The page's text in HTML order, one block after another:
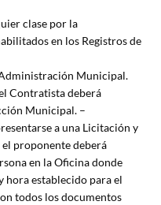
clase por la
en los Registros de
Municipal.
Contratista deberá
Municipal. –
a una Licitación y
el proponente deberá
en la Oficina donde
hora establecido para el
todos los documentos